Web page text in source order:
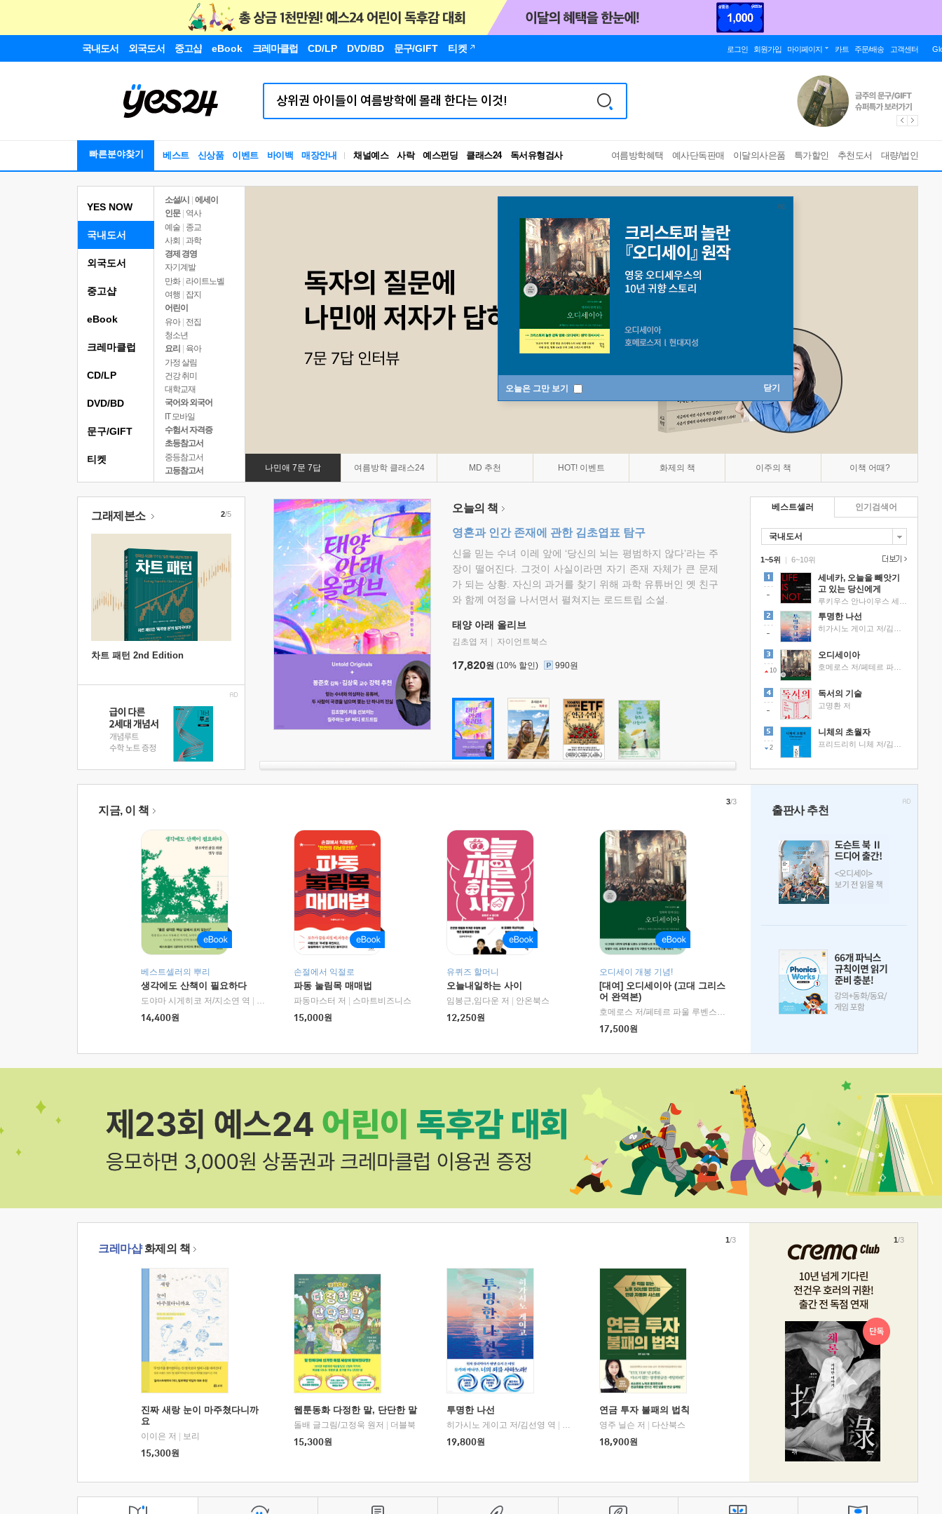
국내도서 외국도서 중고샵 eBook 크레마클럽 CD/LP DVD/BD 문구/GIFT 티켓 로그인 회원가입 마이페이지 카트 주문/배송 고객센터
빠른분야찾기 베스트 신상품 이벤트 바이백 매장안내 채널예스 사락 예스펀딩 클래스24
RBTI Lab
독서유형검사
여름방학혜택 예사단독판매 이달의사은품 특가할인 추천도서 대량/법인
오늘은 그만 보기 닫기
YES NOW
국내도서
소설/시
에세이
인문
역사
예술 | 종교
사회 | 과학
경제 경영
자기계발
만화 | 라이트노벨
여행
잡지
어린이
유아 | 전집
청소년
요리
육아
가정 살림
건강 취미
대학교재
국어와 외국어
IT 모바일
수험서 자격증
초등참고서
중등참고서
고등참고서
나민애 7문 7답 여름방학 클래스24 MD 추천 HOT! 이벤트 화제의 책 이주의 책 이책 어때?
외국도서
중고샵
eBook
크레마클럽
CD/LP
DVD/BD
문구/GIFT
티켓
그래제본소
차트 패턴 2nd Edition
2/5 오늘의 책
영혼과 인간 존재에 관한 김초엽표 탐구
신을 믿는 수녀 이레 앞에 ‘당신의 뇌는 평범하지 않다’라는 주
장이 떨어진다. 그것이 사실이라면 자기 존재 자체가 큰 문제
가 되는 상황. 자신의 과거를 찾기 위해 과학 유튜버인 옛 친구
와 함께 여정을 나서면서 펼쳐지는 로드트립 소설.
태양 아래 올리브
김초엽 저 자이언트북스
17,820원 (10% 할인) 990원
베스트셀러
국내도서
1~5위 |
세네카, 오늘을 빼앗기
고 있는 당신에게
투명한 나선
10
오디세이아
독서의 기술
고명환 저
2
니체의 초월자
6~10위
인기검색어
지금, 이 책
베스트셀러의 뿌리
생각에도 산책이 필요하다
도야마 시게히코 저/지소연 역
알에이치코리아(RHK)
14,400원
손절에서 익절로
파동 눌림목 매매법
파동마스터 저
스마트비즈니스
15,000원
유퀴즈 할머니
오늘내일하는 사이
임봉근,임다운 저
안온북스
12,250원
오디세이 개봉 기념!
[대여] 오디세이아 (고대 그리스
어 완역본)
호메로스 저/페테르 파울 루벤스 그림/박문재 역
현대지성
17,500원
3/3
출판사 추천
크레마샵화제의 책
진짜 새랑 눈이 마주쳤다니까
요
이이은 저
보리
15,300원
웹툰동화 다정한 말, 단단한 말
돌배 글그림/고정욱 원저
더블북
15,300원
투명한 나선
히가시노 게이고 저/김선영 역
북다
19,800원
연금 투자 불패의 법칙
영주 닐슨 저
다산북스
18,900원
1/3 1/3